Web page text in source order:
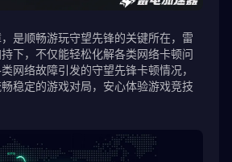
是顺畅游玩守望先锋的关键所在，雷
下，不仅能轻松化解各类网络卡顿问
网络故障引发的守望先锋卡顿情况，
畅稳定的游戏对局，安心体验游戏竞技